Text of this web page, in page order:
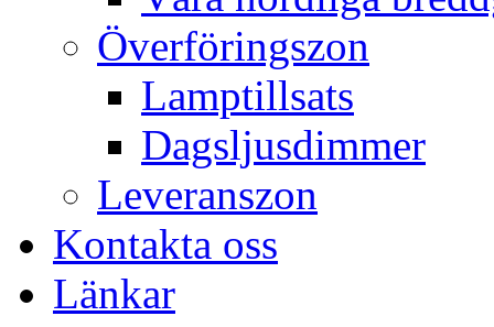
Överföringszon
Lamptillsats
Dagsljusdimmer
Leveranszon
Kontakta oss
Länkar